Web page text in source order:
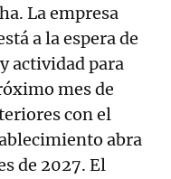
La empresa
a la espera de
actividad para
mes de
con el
abra
de 2027. El